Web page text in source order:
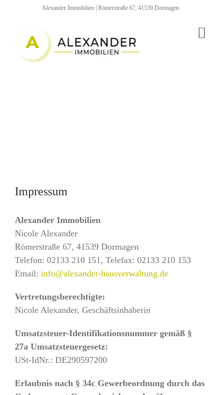
Alexander Immobilien | Römerstraße 67, 41539 Dormagen
Impressum
Alexander Immobilien
Nicole Alexander
Römerstraße 67, 41539 Dormagen
Telefon: 02133 210 151, Telefax: 02133 210 153
Email: info@alexander-hausverwaltung.de
Vertretungsberechtigte:
Nicole Alexander, Geschäftsinhaberin
Umsatzsteuer-Identifikationsnummer gemäß §
27a Umsatzsteuergesetz:
USt-IdNr.: DE290597200
Erlaubnis nach § 34c Gewerbeordnung durch das